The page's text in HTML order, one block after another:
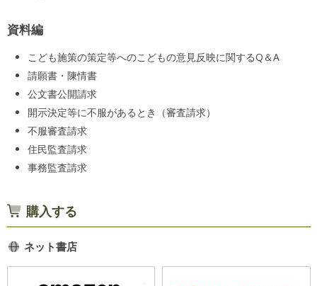
資料編
こども施策の策定等へのこどもの意見反映に関するQ＆A
請願書・陳情書
公文書公開請求
開示決定等に不服があるとき（審査請求）
不服審査請求
住民監査請求
事務監査請求
購入する
ネット書店